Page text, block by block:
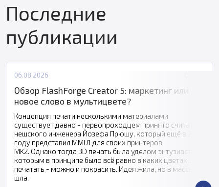
Последние
публикации
06.08.2026
Обзор FlashForge Creator 5: маркетинг или
новое слово в мультицвете?
Концепция печати несколькими материалами
существует давно - первопроходцем принято считать
чешского инженера Йозефа Прюшу, который ещё в 2016
году представил MMU1 для своих принтеров
MK2. Однако тогда 3D печать была уделом энтузиастов,
которым в принципе было всё равно в каких цветах
печатать - можно и покрасить. Идея жила, но в массы не
шла.